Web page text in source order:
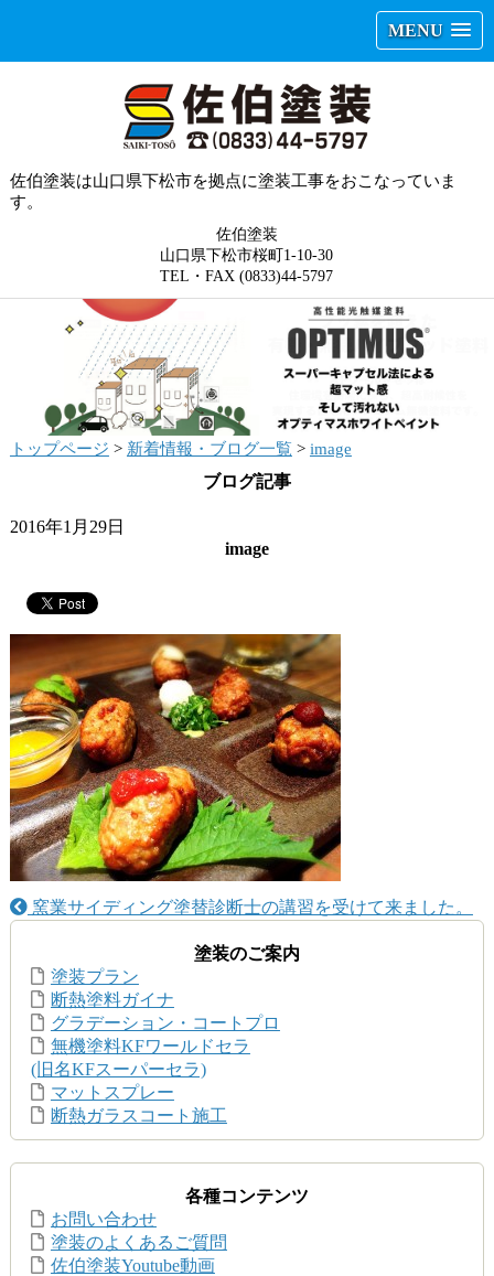
MENU
佐伯塗装は山口県下松市を拠点に塗装工事をおこなっていま
す。
佐伯塗装
山口県下松市桜町1-10-30
TEL・FAX (0833)44-5797
トップページ > 新着情報・ブログ一覧> image
ブログ記事
2016年1月29日
image
窯業サイディング塗替診断士の講習を受けて来ました。
塗装のご案内
塗装プラン
断熱塗料ガイナ
グラデーション・コートプロ
無機塗料KFワールドセラ
(旧名KFスーパーセラ)
マットスプレー
断熱ガラスコート施工
各種コンテンツ
お問い合わせ
塗装のよくあるご質問
佐伯塗装Youtube動画